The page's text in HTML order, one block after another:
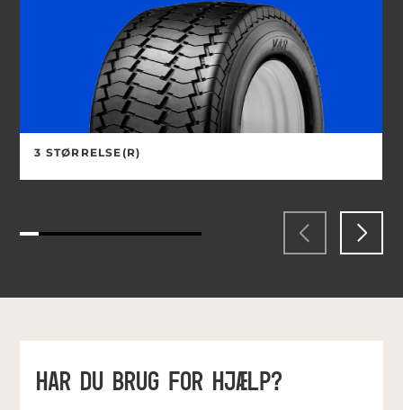
3 STØRRELSE(R)
HAR DU BRUG FOR HJÆLP?